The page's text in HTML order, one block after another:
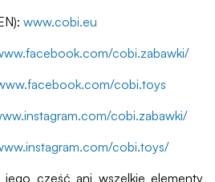
www.cobi.eu
cobi.zabawki/
cobi.toys
cobi.zabawki/
cobi.toys/
jego część ani wszelkie elementy